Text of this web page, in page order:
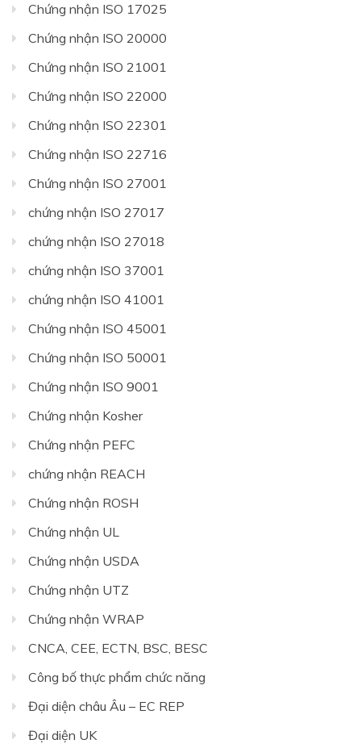
Chứng nhận ISO 17025
Chứng nhận ISO 20000
Chứng nhận ISO 21001
Chứng nhận ISO 22000
Chứng nhận ISO 22301
Chứng nhận ISO 22716
Chứng nhận ISO 27001
chứng nhận ISO 27017
chứng nhận ISO 27018
chứng nhận ISO 37001
chứng nhận ISO 41001
Chứng nhận ISO 45001
Chứng nhận ISO 50001
Chứng nhận ISO 9001
Chứng nhận Kosher
Chứng nhận PEFC
chứng nhận REACH
Chứng nhận ROSH
Chứng nhận UL
Chứng nhận USDA
Chứng nhận UTZ
Chứng nhận WRAP
CNCA, CEE, ECTN, BSC, BESC
Công bố thực phẩm chức năng
Đại diện châu Âu – EC REP
Đại diện UK